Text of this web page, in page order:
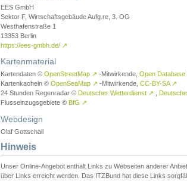
EES GmbH
Sektor F, Wirtschaftsgebäude Aufg.re, 3. OG
Westhafenstraße 1
13353 Berlin
https://ees-gmbh.de/ ↗
Kartenmaterial
Kartendaten © OpenStreetMap ↗ -Mitwirkende, Open Database
Kartenkacheln © OpenSeaMap ↗ -Mitwirkende, CC-BY-SA ↗
24 Stunden Regenradar © Deutscher Wetterdienst ↗
Flusseinzugsgebiete © BfG ↗
Webdesign
Olaf Gottschall
Hinweis
Unser Online-Angebot enthält Links zu Webseiten anderer
über Links erreicht werden. Das ITZBund hat diese Links